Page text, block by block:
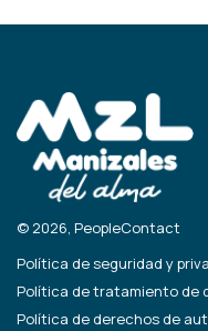
© 2026, PeopleContact
Política de seguridad y
Política de tratamiento de
Política de derechos de